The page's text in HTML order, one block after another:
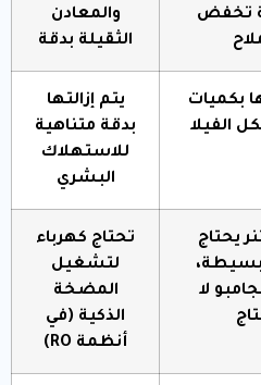
تخفض
والمعادن
الثقيلة بدقة
بكميات
الفيلا
يتم إزالتها
بدقة متناهية
للاستهلاك
البشري
يحتاج
بسيطة،
لا
تحتاج كهرباء
لتشغيل
المضخة
الذكية (في
أنظمة RO)